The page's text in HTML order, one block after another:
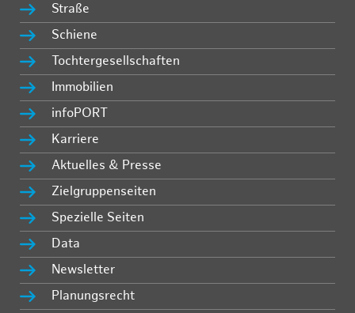
Straße
Schiene
Tochtergesellschaften
Immobilien
infoPORT
Karriere
Aktuelles & Presse
Zielgruppenseiten
Spezielle Seiten
Data
Newsletter
Planungsrecht